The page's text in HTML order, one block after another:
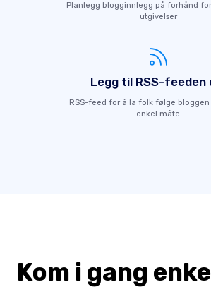
Planlegg blogginnlegg på forhånd
utgivelser
Legg til RSS-feeden
RSS-feed for å la folk følge bloggen
enkel måte
Kom i gang